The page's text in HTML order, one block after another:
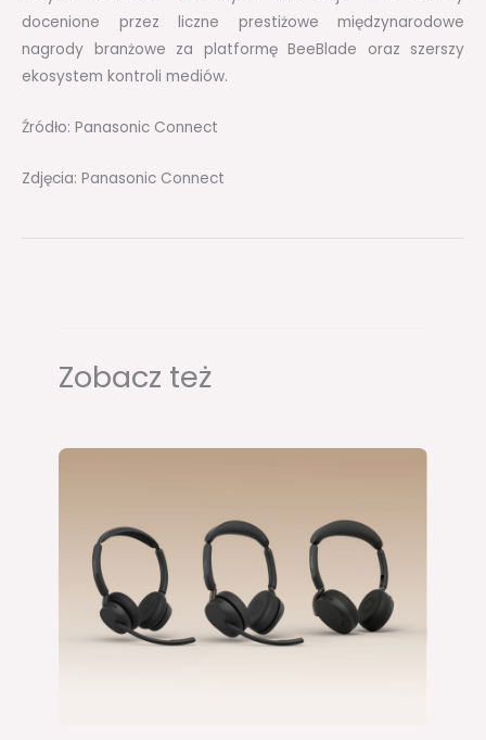
docenione przez liczne prestiżowe międzynarodowe
nagrody branżowe za platformę BeeBlade oraz szerszy
ekosystem kontroli mediów.
Źródło: Panasonic Connect
Zdjęcia: Panasonic Connect
Zobacz też